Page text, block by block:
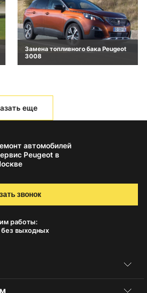
Замена топливного бака Peugeot
3008
еще
автомобилей
Peugeot в
работы:
без выходных
звонок